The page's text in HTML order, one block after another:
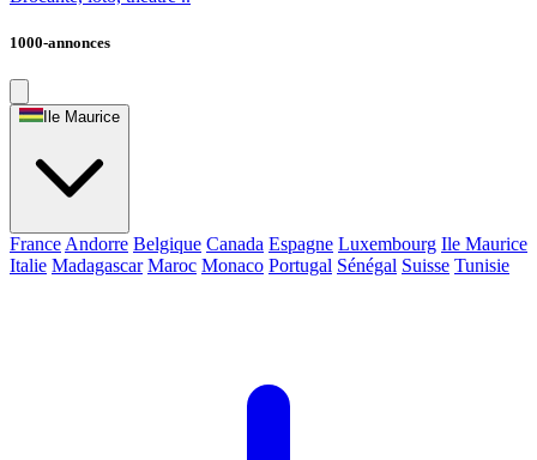
1000-annonces
Ile Maurice
France Andorre Belgique Canada Espagne Luxembourg Ile Maurice
Italie Madagascar Maroc Monaco Portugal Sénégal Suisse Tunisie